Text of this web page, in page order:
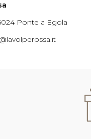
Ponte a Egola